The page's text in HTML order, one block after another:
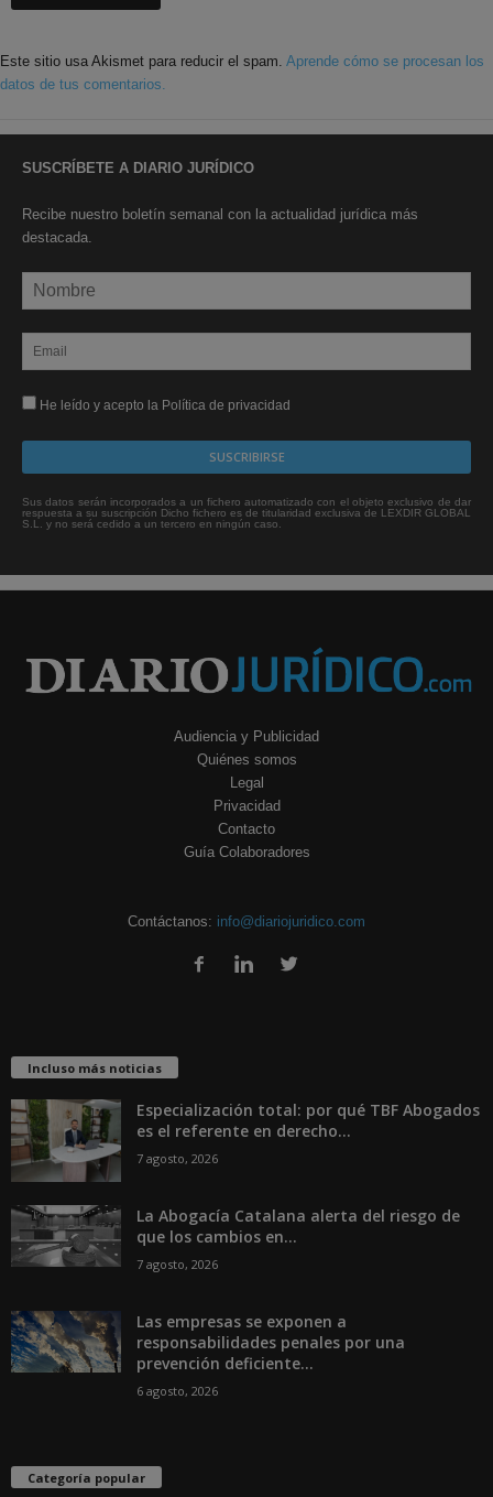
Este sitio usa Akismet para reducir el spam. Aprende cómo se procesan los
datos de tus comentarios.
SUSCRÍBETE A DIARIO JURÍDICO
Recibe nuestro boletín semanal con la actualidad jurídica más
destacada.
He leído y acepto la Política de privacidad
Sus datos serán incorporados a un fichero automatizado con el objeto exclusivo de dar
respuesta a su suscripción Dicho fichero es de titularidad exclusiva de LEXDIR GLOBAL
S.L. y no será cedido a un tercero en ningún caso.
Audiencia y Publicidad
Quiénes somos
Legal
Privacidad
Contacto
Guía Colaboradores
Contáctanos: info@diariojuridico.com
Incluso más noticias
Especialización total: por qué TBF Abogados
es el referente en derecho...
7 agosto, 2026
La Abogacía Catalana alerta del riesgo de
que los cambios en...
7 agosto, 2026
Las empresas se exponen a
responsabilidades penales por una
prevención deficiente...
6 agosto, 2026
Categoría popular